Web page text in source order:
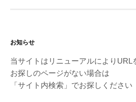
お知らせ
当サイトはリニューアルによりURL
お探しのページがない場合は
「サイト内検索」でお探しください